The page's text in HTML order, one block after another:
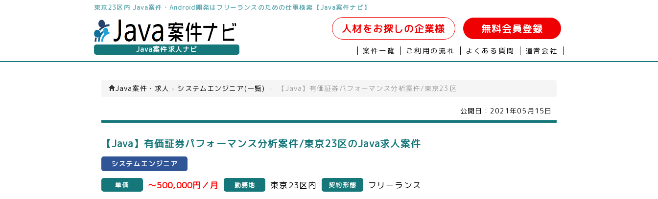
東京23区内 Java案件・Android開発はフリーランスのための仕事検索【Java案件ナビ】
Java案件求人ナビ
人材をお探しの企業様 無料会員登録
案件一覧 ご利用の流れ よくある質問 運営会社
Java案件・求人 › システムエンジニア(一覧) › 【Java】有価証券パフォーマンス分析案件/東京23区
公開日： 2021年05月15日
【Java】有価証券パフォーマンス分析案件/東京23区のJava求人案件
システムエンジニア
単価 ～500,000円／月 勤務地 東京23区内 契約形態 フリーランス